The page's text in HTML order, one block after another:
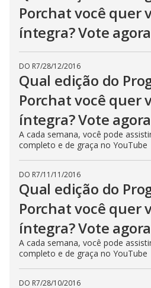
Porchat você quer
íntegra? Vote
DO R7/28/12/2016
Qual edição do
Porchat você quer
íntegra? Vote
A cada semana, você pode
completo e de graça no YouTube
DO R7/11/11/2016
Qual edição do
Porchat você quer
íntegra? Vote
A cada semana, você pode
completo e de graça no YouTube
DO R7/28/10/2016